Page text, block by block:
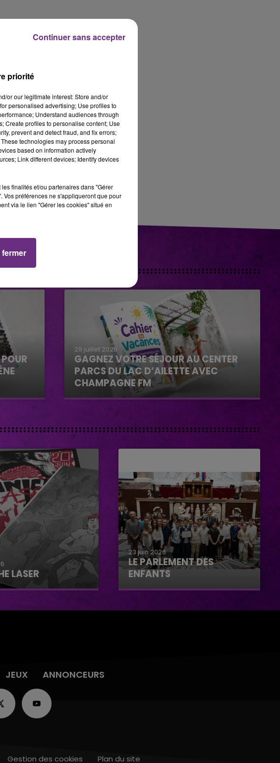
une
redécouvrir
site
29 juillet 2026
GAGNEZ VOTRE SÉJOUR AU CENTER
PARCS DU LAC D’AILETTE AVEC
CHAMPAGNE FM
LASER
23 juin 2026
LE PARLEMENT DES
ENFANTS
Le parlement des enfants
JEUX ANNONCEURS
Gestion des cookies Plan du site
priorité
or our legitimate interest: Store and/or
personalised advertising; Use profiles to
Understand audiences through
Create profiles to personalise content; Use
prevent and detect fraud, and fix errors;
technologies may process personal
based on information actively
Link different devices; Identify devices
finalités et/ou partenaires dans "Gérer
Vos préférences ne s'appliqueront que pour
via le lien "Gérer les cookies" situé en
Continuer sans accepter